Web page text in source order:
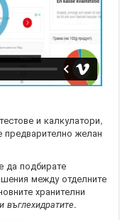
и калкулатори,
предварително желан
да подбирате
между отделните
хранителни
въглехидратите.